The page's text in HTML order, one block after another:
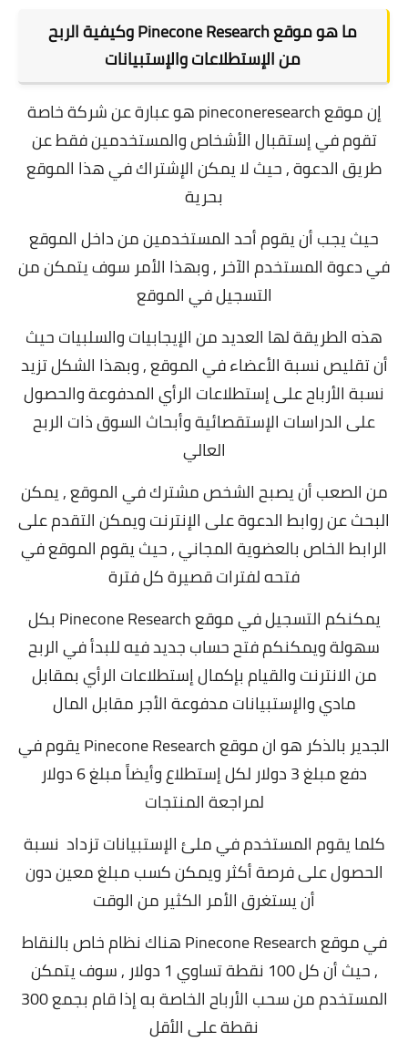
ما هو موقع Pinecone Research وكيفية الربح
من الإستطلاعات والإستبيانات
إن موقع pineconeresearch هو عبارة عن شركة خاصة
تقوم في إستقبال الأشخاص والمستخدمين فقط عن
طريق الدعوة , حيث لا يمكن الإشتراك في هذا الموقع
بحرية
حيث يجب أن يقوم أحد المستخدمين من داخل الموقع
في دعوة المستخدم الآخر , وبهذا الأمر سوف يتمكن من
التسجيل في الموقع
هذه الطريقة لها العديد من الإيجابيات والسلبيات حيث
أن تقليص نسبة الأعضاء في الموقع , وبهذا الشكل تزيد
نسبة الأرباح على إستطلاعات الرأي المدفوعة والحصول
على الدراسات الإستقصائية وأبحاث السوق ذات الربح
العالي
من الصعب أن يصبح الشخص مشترك في الموقع , يمكن
البحث عن روابط الدعوة على الإنترنت ويمكن التقدم على
الرابط الخاص بالعضوية المجاني ,حيث يقوم الموقع في
فتحه لفترات قصيرة كل فترة
يمكنكم التسجيل في موقع Pinecone Research بكل
سهولة ويمكنكم فتح حساب جديد فيه للبدأ في الربح
من الانترنت والقيام بإكمال إستطلاعات الرأي بمقابل
مادي والإستبيانات مدفوعة الأجر مقابل المال
الجدير بالذكر هو ان موقع Pinecone Research يقوم في
دفع مبلغ 3 دولار لكل إستطلاع وأيضاً مبلغ 6 دولار
لمراجعة المنتجات
كلما يقوم المستخدم في ملئ الإستبيانات تزداد نسبة
الحصول على فرصة أكثر ويمكن كسب مبلغ معين دون
أن يستغرق الأمر الكثير من الوقت
في موقع Pinecone Research هناك نظام خاص بالنقاط
, حيث أن كل 100 نقطة تساوي 1 دولار , سوف يتمكن
المستخدم من سحب الأرباح الخاصة به إذا قام بجمع 300
نقطة على الأقل